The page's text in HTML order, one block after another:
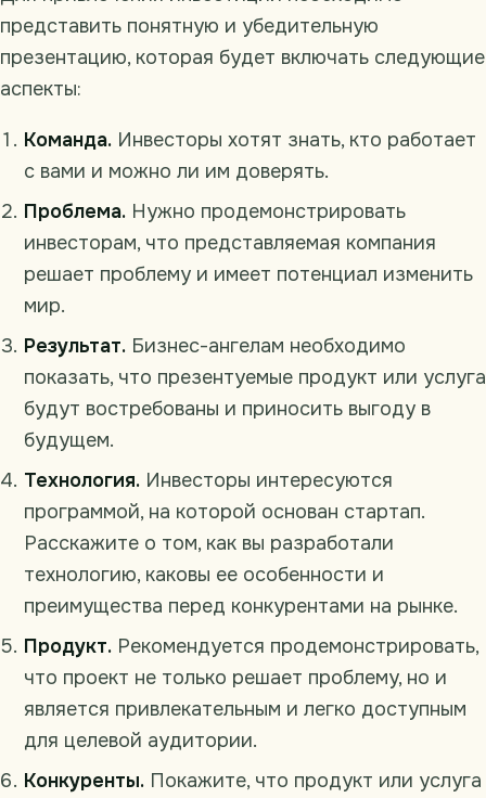
представить понятную и убедительную
презентацию, которая будет включать следующие
аспекты:
Команда. Инвесторы хотят знать, кто работает
с вами и можно ли им доверять.
Проблема. Нужно продемонстрировать
инвесторам, что представляемая компания
решает проблему и имеет потенциал изменить
мир.
Результат. Бизнес-ангелам необходимо
показать, что презентуемые продукт или услуга
будут востребованы и приносить выгоду в
будущем.
Технология. Инвесторы интересуются
программой, на которой основан стартап.
Расскажите о том, как вы разработали
технологию, каковы ее особенности и
преимущества перед конкурентами на рынке.
Продукт. Рекомендуется продемонстрировать,
что проект не только решает проблему, но и
является привлекательным и легко доступным
для целевой аудитории.
Конкуренты. Покажите, что продукт или услуга